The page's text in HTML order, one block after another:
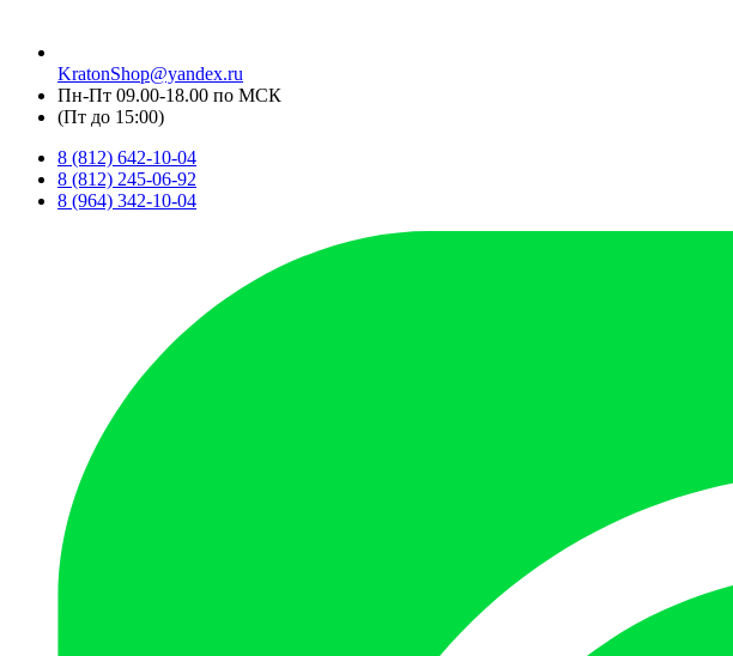
KratonShop@yandex.ru
Пн-Пт 09.00-18.00 по МСК
(Пт до 15:00)
8 (812) 642-10-04
8 (812) 245-06-92
8 (964) 342-10-04